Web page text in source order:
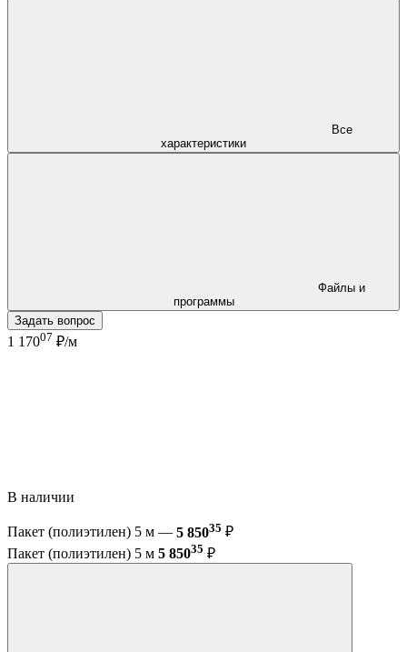
характеристики
программы
Задать вопрос
1 17007 ₽/м
В наличии
Пакет (полиэтилен) 5 м — 5 85035 ₽
Пакет (полиэтилен) 5 м 5 85035 ₽